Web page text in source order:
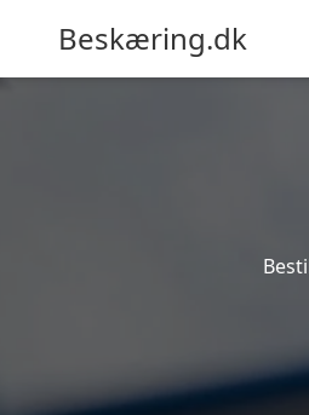
Beskæring.dk